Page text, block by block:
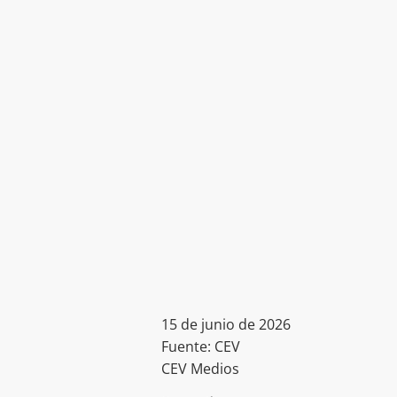
15 de junio de 2026
Fuente: CEV
CEV Medios